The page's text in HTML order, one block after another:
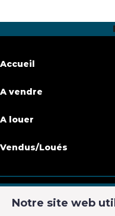
Nombre de salles de bain
Jardin
Surface du jardin
Terrasse
Parking
Notre site web
Accueil
A vendre
A louer
Vendus/Loués